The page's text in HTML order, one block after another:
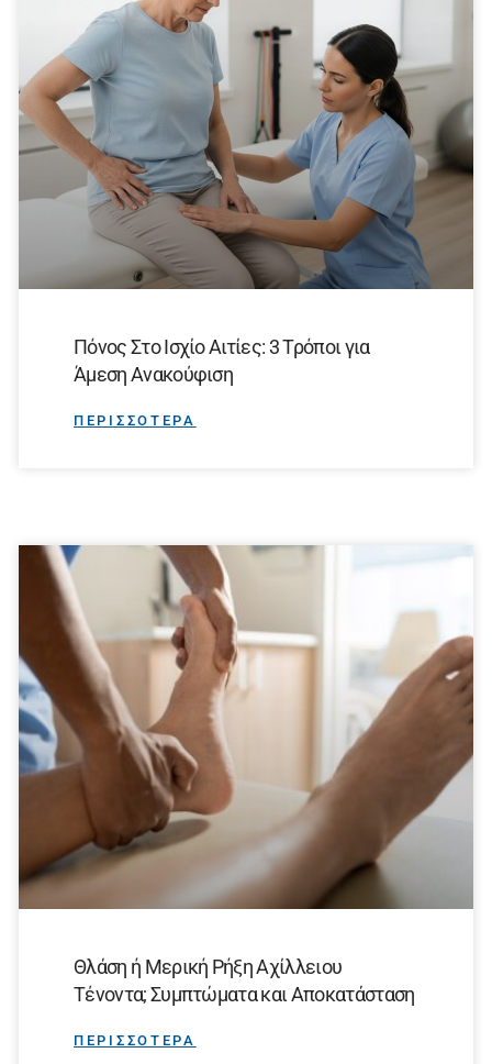
Πόνος Στο Ισχίο Αιτίες: 3 Τρόποι για
Άμεση Ανακούφιση
ΠΕΡΙΣΣΟΤΕΡΑ
Θλάση ή Μερική Ρήξη Αχίλλειου
Τένοντα; Συμπτώματα και Αποκατάσταση
ΠΕΡΙΣΣΟΤΕΡΑ